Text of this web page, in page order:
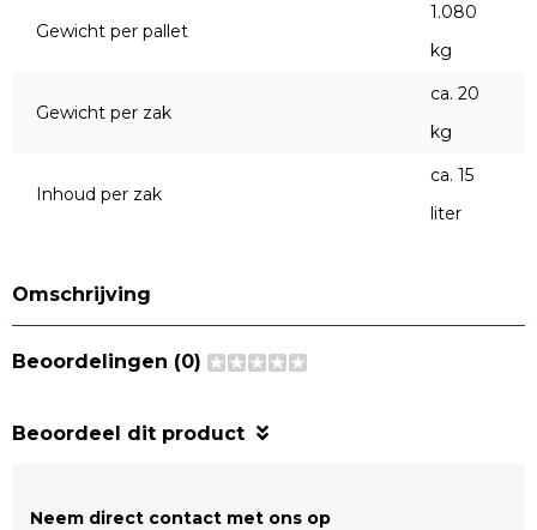
Gewicht per pallet
1.080
kg
Gewicht per zak
ca. 20
kg
Inhoud per zak
ca. 15
liter
Omschrijving
Beoordelingen (0)
Beoordeel dit product
Neem direct contact met ons op